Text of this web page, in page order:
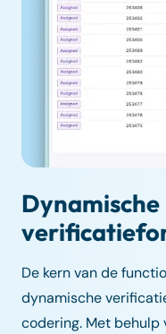
Dynamische
De kern van de
dynamische
codering. Met behulp